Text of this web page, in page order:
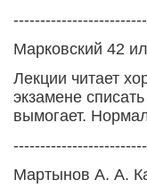
Марковский 42
Лекции читает
экзамене
вымогает.
Мартынов А. А.